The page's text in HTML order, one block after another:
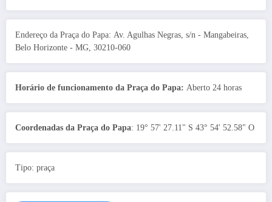
Endereço da Praça do Papa: Av. Agulhas Negras, s/n - Mangabeiras,
Belo Horizonte - MG, 30210-060
Horário de funcionamento da Praça do Papa: Aberto 24 horas
Coordenadas da Praça do Papa: 19° 57' 27.11" S 43° 54' 52.58" O
Tipo: praça